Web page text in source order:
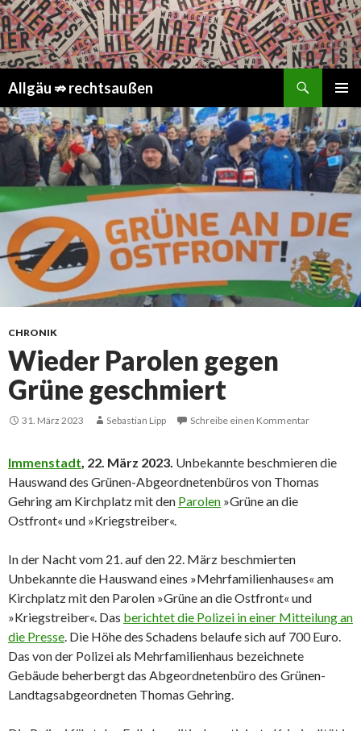
Allgäu ⇏ rechtsaußen
MENÜ
Springe
zum
Inhalt
CHRONIK
Wieder Parolen gegen
Grüne geschmiert
31. März 2023 Sebastian Lipp Schreibe einen Kommentar
Immenstadt, 22. März 2023. Unbekannte beschmieren die
Hauswand des Grünen-Abgeordnetenbüros von Thomas
Gehring am Kirchplatz mit den Parolen »Grüne an die
Ostfront« und »Kriegstreiber«.
In der Nacht vom 21. auf den 22. März beschmierten
Unbekannte die Hauswand eines »Mehrfamilienhauses« am
Kirchplatz mit den Parolen »Grüne an die Ostfront« und
»Kriegstreiber«. Das berichtet die Polizei in einer Mitteilung an
die Presse. Die Höhe des Schadens belaufe sich auf 700 Euro.
Das von der Polizei als Mehrfamilienhaus bezeichnete
Gebäude beherbergt das Abgeordnetenbüro des Grünen-
Landtagsabgeordneten Thomas Gehring.